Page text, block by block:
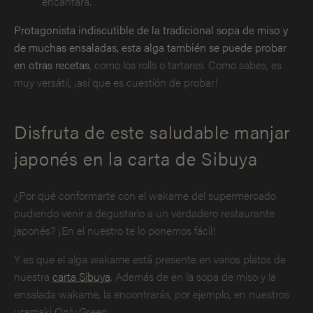
Protagonista indiscutible de la tradicional sopa de miso y
de muchas ensaladas, esta alga también se puede probar
en otras recetas, como los rolls o tartares. Como sabes, es
muy versátil, ¡así que es cuestión de probar!
Disfruta de este saludable manjar
japonés en la carta de Sibuya
¿Por qué conformarte con el wakame del supermercado
pudiendo venir a degustarlo a un verdadero restaurante
japonés? ¡En el nuestro te lo ponemos fácil!
Y es que el alga wakame está presente en varios platos de
nuestra carta Sibuya. Además de en la sopa de miso y la
ensalada wakame, la encontrarás, por ejemplo, en nuestros